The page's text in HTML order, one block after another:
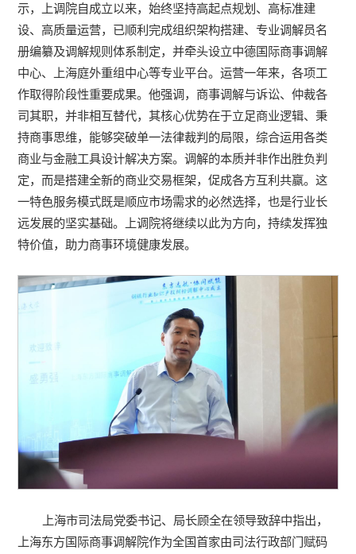
示，上调院自成立以来，始终坚持高起点规划、高标准建
设、高质量运营，已顺利完成组织架构搭建、专业调解员名
册编纂及调解规则体系制定，并牵头设立中德国际商事调解
中心、上海庭外重组中心等专业平台。运营一年来，各项工
作取得阶段性重要成果。他强调，商事调解与诉讼、仲裁各
司其职，并非相互替代，其核心优势在于立足商业逻辑、秉
持商事思维，能够突破单一法律裁判的局限，综合运用各类
商业与金融工具设计解决方案。调解的本质并非作出胜负判
定，而是搭建全新的商业交易框架，促成各方互利共赢。这
一特色服务模式既是顺应市场需求的必然选择，也是行业长
远发展的坚实基础。上调院将继续以此为方向，持续发挥独
特价值，助力商事环境健康发展。
上海市司法局党委书记、局长顾全在领导致辞中指出，
上海东方国际商事调解院作为全国首家由司法行政部门赋码